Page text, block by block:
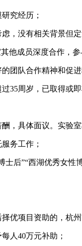
究经历；
，没有相关背景但
他成员深度合作，
团队合作精神和促
35周岁，已取得或即
，具体面议。实验
务工作；
后”“西湖优秀女性
优项目资助的，杭州
人40万元补助；